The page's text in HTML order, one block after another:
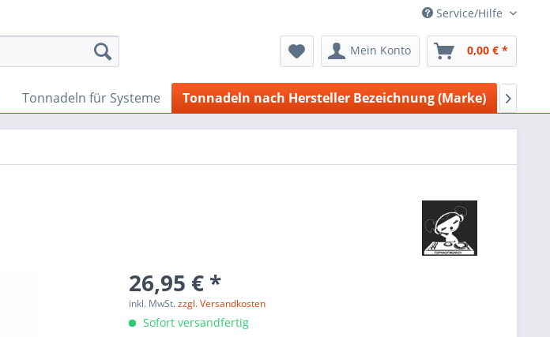
Service/Hilfe
Mein Konto 0,00 € *
Tonnadeln für Systeme Tonnadeln nach Hersteller Bezeichnung (Marke) 
26,95 € *
inkl. MwSt.zzgl. Versandkosten
Sofort versandfertig